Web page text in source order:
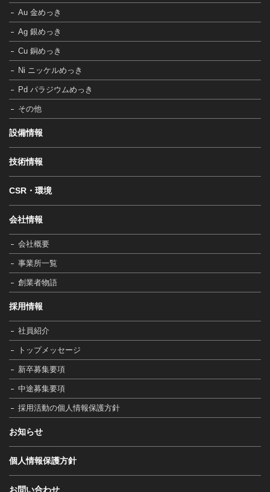
Au 金めっき
Ag 銀めっき
Cu 銅めっき
Ni ニッケルめっき
Pd パラジウムめっき
その他
設備情報
技術情報
CSR・環境
会社情報
会社概要
事業所一覧
創業者物語
採用情報
社員紹介
トップメッセージ
新卒募集要項
中途募集要項
採用活動の個人情報保護方針
お知らせ
個人情報保護方針
お問い合わせ